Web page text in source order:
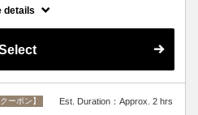
、全体カラー、ブリーチ部分のオンカ
details
ーポン】 Est. Duration：Approx. 2 hrs